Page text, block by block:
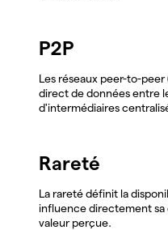
P2P
Les réseaux peer-to-
direct de données entre
d'intermédiaires
Rareté
La rareté définit la
influence directement sa
valeur perçue.